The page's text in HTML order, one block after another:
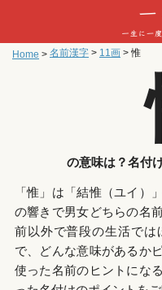
Home > 名前漢字 > 11画 > 惟
の意味は？名付
「惟」は「結惟（ユイ）
の響きで男女どちらの名
前以外で普段の生活で
で、どんな意味があるか
使った名前のヒントにな